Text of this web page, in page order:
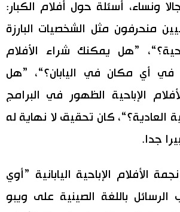
ونساء، أسئلة حول أفلام الكبار:
منحرفون مثل الشخصيات البارزة
”هل يمكنك شراء الأفلام
في أي مكان في اليابان؟“، ”هل
الإباحية الظهور في البرامج
العادية؟“، كان تحقيق لا نهاية له
جدا.
الأفلام الإباحية اليابانية ”أوي
باللغة الصينية على ويبو